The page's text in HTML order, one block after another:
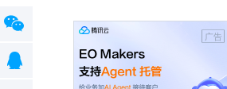
广告